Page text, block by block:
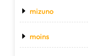
mizuno
moins